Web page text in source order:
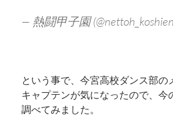
— 熱闘甲子園
という事で、今宮高校ダンス部の
キャプテンが気になったので、今
調べてみました。